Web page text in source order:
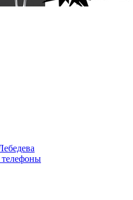
телефоны